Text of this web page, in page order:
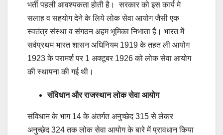
भर्ती पहली आवश्यकता होती है। सरकार को इस कार्य मे
सलाह व सहयोग देने के लिये लोक सेवा आयोग जैसी एक
स्वतंत्र संस्था व संगठन अहम भूमिका निभाता है। भारत में
सर्वप्रथम भारत शासन अधिनियम 1919 के तहत ली आयोग
1923 के परामर्श पर 1 अक्टूबर 1926 को लोक सेवा आयोग
की स्थापना की गई थी।
संविधान और राजस्थान लोक सेवा आयोग
संविधान के भाग 14 के अंतर्गत अनुच्छेद 315 से लेकर
अनुच्छेद 324 तक लोक सेवा आयोग के बारे में प्रावधान किया